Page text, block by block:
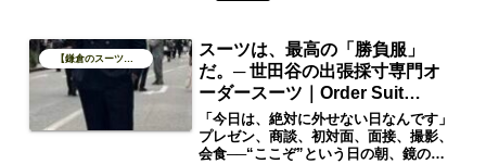
スーツは、最高の「勝負服」
だ。─ 世田谷の出張採寸専門オ
ーダースーツ｜Order Suit
KAMAKURA ─
「今日は、絶対に外せない日なんです」
プレゼン、商談、初対面、面接、撮影、
会食──“ここぞ”という日の朝、鏡の前